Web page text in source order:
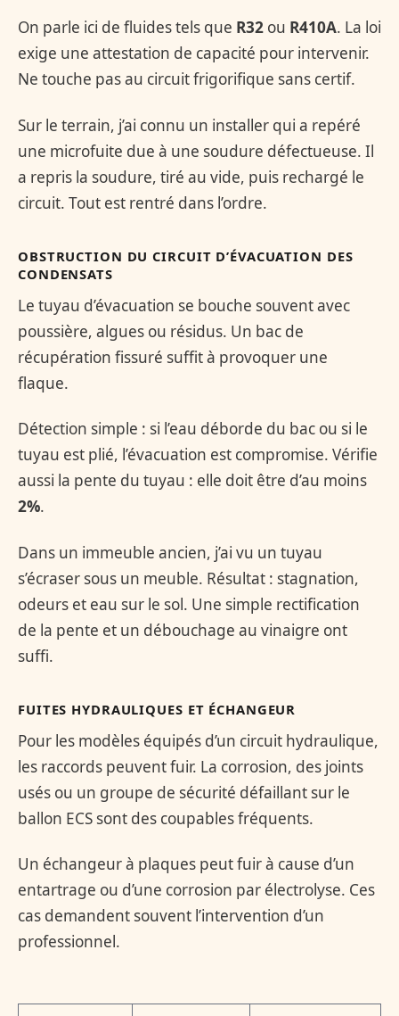
On parle ici de fluides tels que R32 ou R410A. La loi
exige une attestation de capacité pour intervenir.
Ne touche pas au circuit frigorifique sans certif.
Sur le terrain, j’ai connu un installer qui a repéré
une microfuite due à une soudure défectueuse. Il
a repris la soudure, tiré au vide, puis rechargé le
circuit. Tout est rentré dans l’ordre.
OBSTRUCTION DU CIRCUIT D’ÉVACUATION DES
CONDENSATS
Le tuyau d’évacuation se bouche souvent avec
poussière, algues ou résidus. Un bac de
récupération fissuré suffit à provoquer une
flaque.
Détection simple : si l’eau déborde du bac ou si le
tuyau est plié, l’évacuation est compromise. Vérifie
aussi la pente du tuyau : elle doit être d’au moins
2%.
Dans un immeuble ancien, j’ai vu un tuyau
s’écraser sous un meuble. Résultat : stagnation,
odeurs et eau sur le sol. Une simple rectification
de la pente et un débouchage au vinaigre ont
suffi.
FUITES HYDRAULIQUES ET ÉCHANGEUR
Pour les modèles équipés d’un circuit hydraulique,
les raccords peuvent fuir. La corrosion, des joints
usés ou un groupe de sécurité défaillant sur le
ballon ECS sont des coupables fréquents.
Un échangeur à plaques peut fuir à cause d’un
entartrage ou d’une corrosion par électrolyse. Ces
cas demandent souvent l’intervention d’un
professionnel.